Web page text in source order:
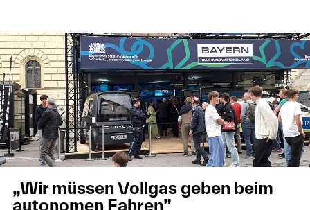
„Wir müssen Vollgas geben beim
autonomen Fahren”